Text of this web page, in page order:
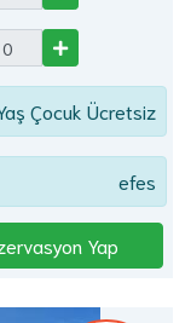
Çocuk Ücretsiz
efes
Yap